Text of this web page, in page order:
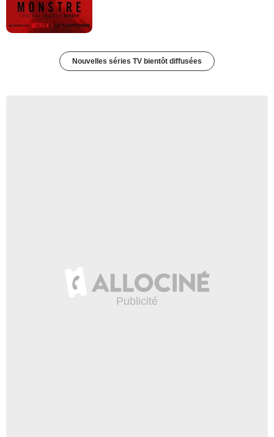
Nouvelles séries TV bientôt diffusées